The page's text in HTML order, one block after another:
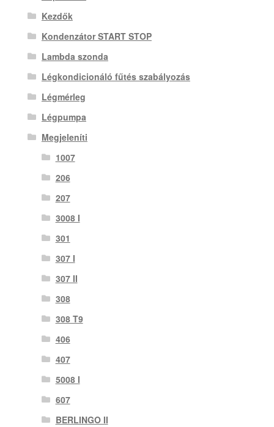
Kezdők
Kondenzátor START STOP
Lambda szonda
Légkondicionáló fűtés szabályozás
Légmérleg
Légpumpa
Megjeleníti
1007
206
207
3008 I
301
307 I
307 II
308
308 T9
406
407
5008 I
607
BERLINGO II